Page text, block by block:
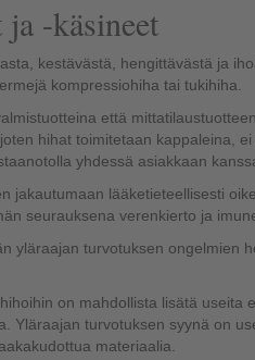
-käsineet
kestävästä, hengittävästä ja
kompressiohiha tai tukihiha.
että
hihat toimitetaan kappaleina,
yhdessä asiakkaan
jakautumaan lääketieteellisesti
seurauksena verenkierto ja
yläraajan turvotuksen ongelmien
on mahdollista lisätä useita
Yläraajan turvotuksen syynä on
materiaalia.